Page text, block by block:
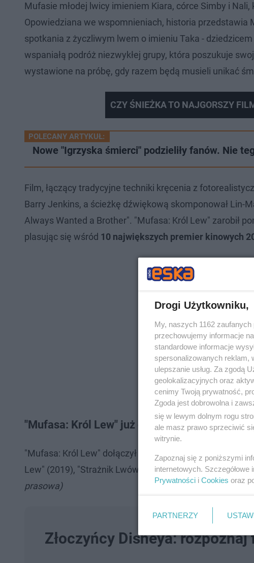
Mufasie młodej lwicy imieniem Kiara, córce Simby i
Opowiedziana we wspomnieniach, historia przedstawia
spotkania z życzliwym lwem o imieniu Taka -
wspaniałą podróż niezwykłej grupy, która poszukuje
wystawione na próbę, gdy razem będą musieli unikać
CZY ŚNIEŻKA TO NAJGORSZY
POLECANY ARTYKUŁ:
Nowe "Igrzyska śmierci" podzieliły fanów. Nie
Film, łączący tradycyjne techniki kręcenia z
Barry Jenkins, a ścieżkę dźwiękową skomponował Lin-
Always Wanted a Brother". "Mufasa: Król Lew" zarobił
plasując się wśród 10 największych premier kinowych
"Mufasa: Król Lew" już do obejrzenia online
"Mufasa: Król Lew" dołączył do innych tytułów z
Lew" (2019), "Strażnik Lwów" oraz niedawno wydany
prasowa)
Złoczyńcy Disneya:
Drogi Użytkowniku,
My, naszych 1162
przechowujemy informacje
standardowe informacje
spersonalizowanych reklam,
ulepszanie usług. Za zgodą
geolokalizacyjnych oraz
cenimy Twoją prywatność,
Zgoda jest dobrowolna i
się w lewym dolnym rogu
ale masz prawo sprzeciwić
witrynie.
Zapoznaj się z poniższymi
internetowych.
Prywatności i Cookies oraz
PARTNERZY